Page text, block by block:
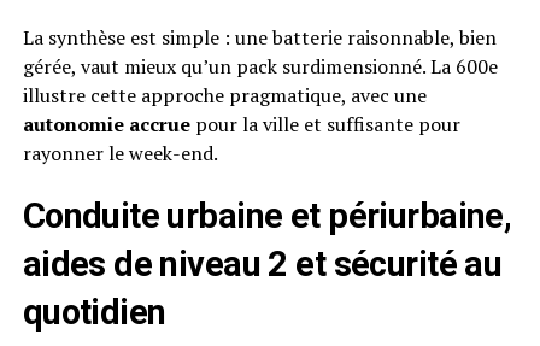
La synthèse est simple : une batterie raisonnable, bien
gérée, vaut mieux qu’un pack surdimensionné. La 600e
illustre cette approche pragmatique, avec une
autonomie accruepour la ville et suffisante pour
rayonner le week-end.
Conduite urbaine et périurbaine,
aides de niveau 2 et sécurité au
quotidien